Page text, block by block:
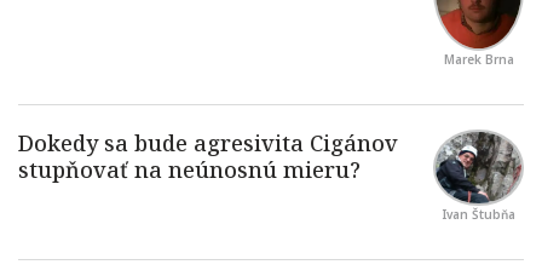
Marek Brna
Ivan Štubňa